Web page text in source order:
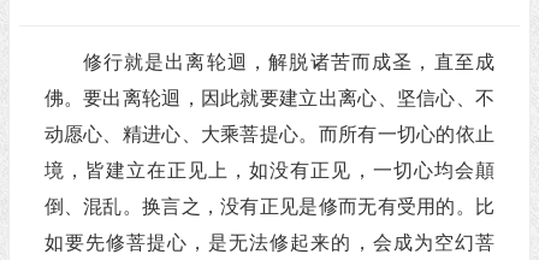
修行就是出离轮迴，解脱诸苦而成圣，直至成
佛。要出离轮迴，因此就要建立出离心、坚信心、不
动愿心、精进心、大乘菩提心。而所有一切心的依止
境，皆建立在正见上，如没有正见，一切心均会顛
倒、混乱。换言之，没有正见是修而无有受用的。比
如要先修菩提心，是无法修起来的，会成为空幻菩